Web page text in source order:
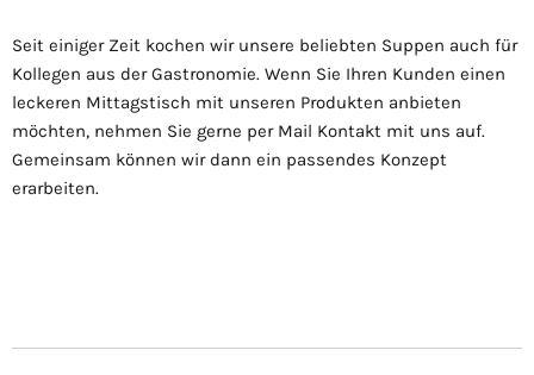
Seit einiger Zeit kochen wir unsere beliebten Suppen auch für
Kollegen aus der Gastronomie. Wenn Sie Ihren Kunden einen
leckeren Mittagstisch mit unseren Produkten anbieten
möchten, nehmen Sie gerne per Mail Kontakt mit uns auf.
Gemeinsam können wir dann ein passendes Konzept
erarbeiten.